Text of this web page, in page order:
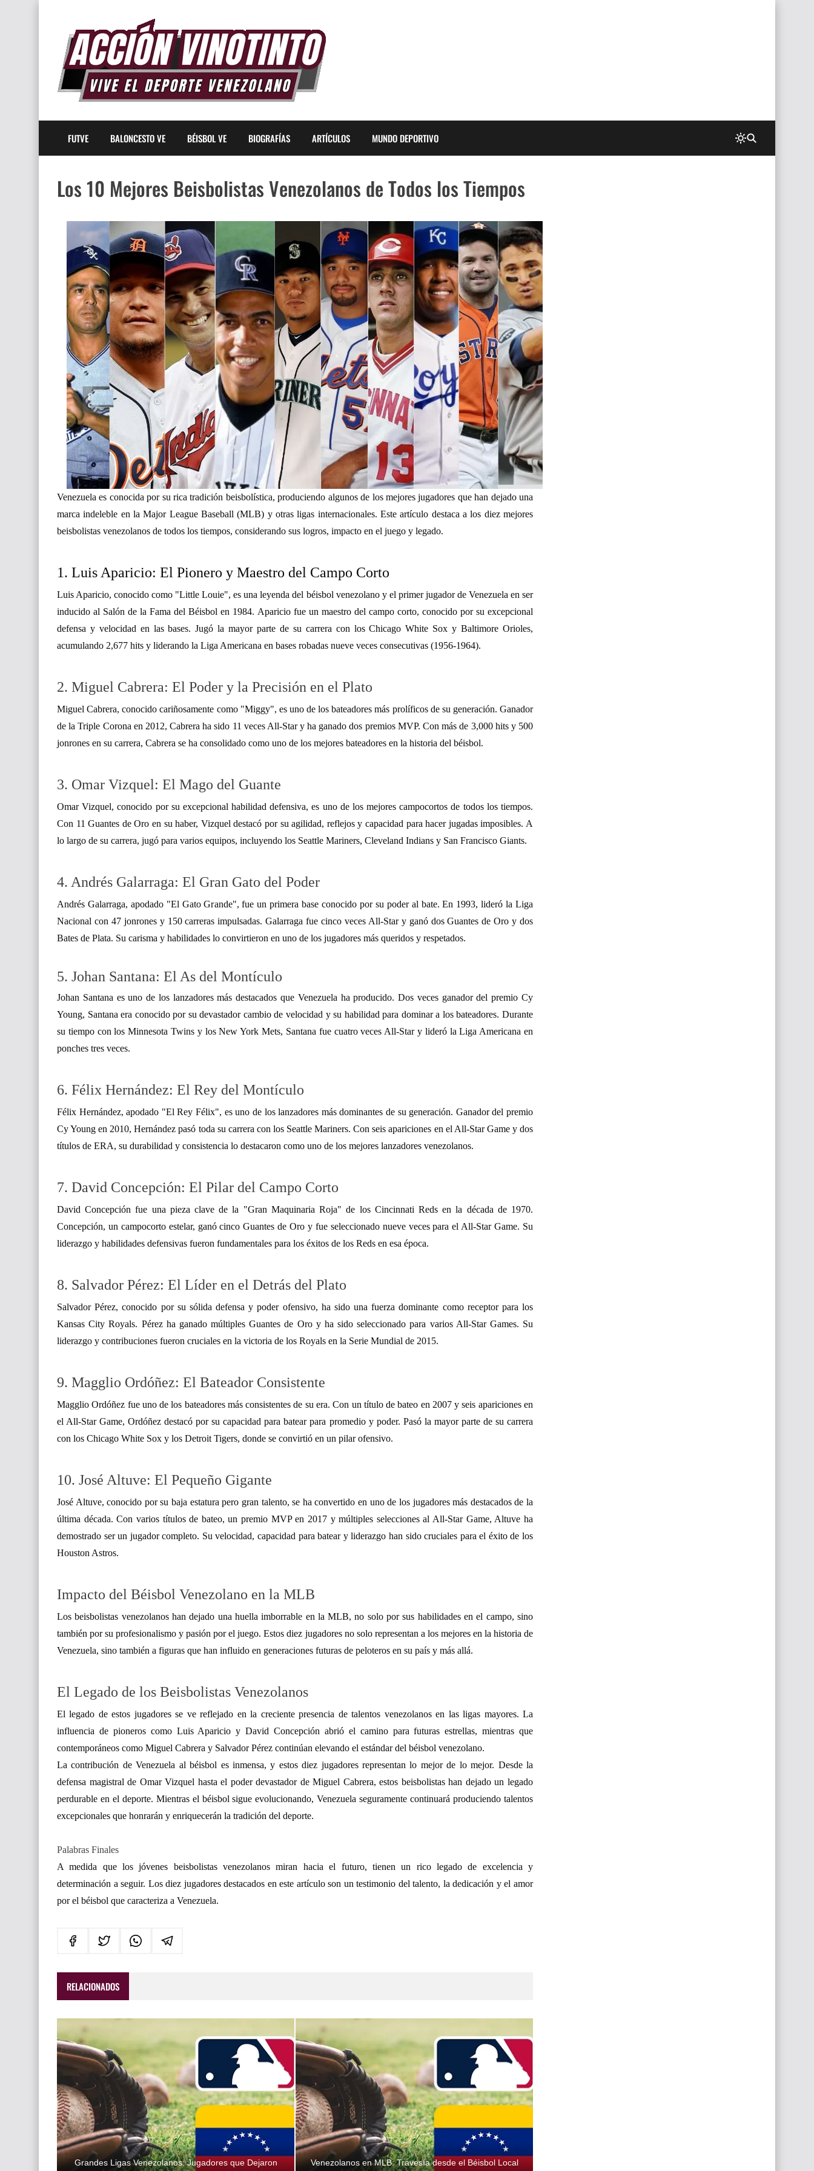
FUTVE BALONCESTO VE BÉISBOL VE BIOGRAFÍAS ARTÍCULOS MUNDO DEPORTIVO
Los 10 Mejores Beisbolistas Venezolanos de Todos los Tiempos
Venezuela es conocida por su rica tradición beisbolística, produciendo algunos de los mejores jugadores que han dejado una
marca indeleble en la Major League Baseball (MLB) y otras ligas internacionales. Este artículo destaca a los diez mejores
beisbolistas venezolanos de todos los tiempos, considerando sus logros, impacto en el juego y legado.
1. Luis Aparicio: El Pionero y Maestro del Campo Corto
Luis Aparicio, conocido como "Little Louie", es una leyenda del béisbol venezolano y el primer jugador de Venezuela en ser
inducido al Salón de la Fama del Béisbol en 1984. Aparicio fue un maestro del campo corto, conocido por su excepcional
defensa y velocidad en las bases. Jugó la mayor parte de su carrera con los Chicago White Sox y Baltimore Orioles,
acumulando 2,677 hits y liderando la Liga Americana en bases robadas nueve veces consecutivas (1956-1964).
2. Miguel Cabrera: El Poder y la Precisión en el Plato
Miguel Cabrera, conocido cariñosamente como "Miggy", es uno de los bateadores más prolíficos de su generación. Ganador
de la Triple Corona en 2012, Cabrera ha sido 11 veces All-Star y ha ganado dos premios MVP. Con más de 3,000 hits y 500
jonrones en su carrera, Cabrera se ha consolidado como uno de los mejores bateadores en la historia del béisbol.
3. Omar Vizquel: El Mago del Guante
Omar Vizquel, conocido por su excepcional habilidad defensiva, es uno de los mejores campocortos de todos los tiempos.
Con 11 Guantes de Oro en su haber, Vizquel destacó por su agilidad, reflejos y capacidad para hacer jugadas imposibles. A
lo largo de su carrera, jugó para varios equipos, incluyendo los Seattle Mariners, Cleveland Indians y San Francisco Giants.
4. Andrés Galarraga: El Gran Gato del Poder
Andrés Galarraga, apodado "El Gato Grande", fue un primera base conocido por su poder al bate. En 1993, lideró la Liga
Nacional con 47 jonrones y 150 carreras impulsadas. Galarraga fue cinco veces All-Star y ganó dos Guantes de Oro y dos
Bates de Plata. Su carisma y habilidades lo convirtieron en uno de los jugadores más queridos y respetados.
5. Johan Santana: El As del Montículo
Johan Santana es uno de los lanzadores más destacados que Venezuela ha producido. Dos veces ganador del premio Cy
Young, Santana era conocido por su devastador cambio de velocidad y su habilidad para dominar a los bateadores. Durante
su tiempo con los Minnesota Twins y los New York Mets, Santana fue cuatro veces All-Star y lideró la Liga Americana en
ponches tres veces.
6. Félix Hernández: El Rey del Montículo
Félix Hernández, apodado "El Rey Félix", es uno de los lanzadores más dominantes de su generación. Ganador del premio
Cy Young en 2010, Hernández pasó toda su carrera con los Seattle Mariners. Con seis apariciones en el All-Star Game y dos
títulos de ERA, su durabilidad y consistencia lo destacaron como uno de los mejores lanzadores venezolanos.
7. David Concepción: El Pilar del Campo Corto
David Concepción fue una pieza clave de la "Gran Maquinaria Roja" de los Cincinnati Reds en la década de 1970.
Concepción, un campocorto estelar, ganó cinco Guantes de Oro y fue seleccionado nueve veces para el All-Star Game. Su
liderazgo y habilidades defensivas fueron fundamentales para los éxitos de los Reds en esa época.
8. Salvador Pérez: El Líder en el Detrás del Plato
Salvador Pérez, conocido por su sólida defensa y poder ofensivo, ha sido una fuerza dominante como receptor para los
Kansas City Royals. Pérez ha ganado múltiples Guantes de Oro y ha sido seleccionado para varios All-Star Games. Su
liderazgo y contribuciones fueron cruciales en la victoria de los Royals en la Serie Mundial de 2015.
9. Magglio Ordóñez: El Bateador Consistente
Magglio Ordóñez fue uno de los bateadores más consistentes de su era. Con un título de bateo en 2007 y seis apariciones en
el All-Star Game, Ordóñez destacó por su capacidad para batear para promedio y poder. Pasó la mayor parte de su carrera
con los Chicago White Sox y los Detroit Tigers, donde se convirtió en un pilar ofensivo.
10. José Altuve: El Pequeño Gigante
José Altuve, conocido por su baja estatura pero gran talento, se ha convertido en uno de los jugadores más destacados de la
última década. Con varios títulos de bateo, un premio MVP en 2017 y múltiples selecciones al All-Star Game, Altuve ha
demostrado ser un jugador completo. Su velocidad, capacidad para batear y liderazgo han sido cruciales para el éxito de los
Houston Astros.
Impacto del Béisbol Venezolano en la MLB
Los beisbolistas venezolanos han dejado una huella imborrable en la MLB, no solo por sus habilidades en el campo, sino
también por su profesionalismo y pasión por el juego. Estos diez jugadores no solo representan a los mejores en la historia de
Venezuela, sino también a figuras que han influido en generaciones futuras de peloteros en su país y más allá.
El Legado de los Beisbolistas Venezolanos
El legado de estos jugadores se ve reflejado en la creciente presencia de talentos venezolanos en las ligas mayores. La
influencia de pioneros como Luis Aparicio y David Concepción abrió el camino para futuras estrellas, mientras que
contemporáneos como Miguel Cabrera y Salvador Pérez continúan elevando el estándar del béisbol venezolano.
La contribución de Venezuela al béisbol es inmensa, y estos diez jugadores representan lo mejor de lo mejor. Desde la
defensa magistral de Omar Vizquel hasta el poder devastador de Miguel Cabrera, estos beisbolistas han dejado un legado
perdurable en el deporte. Mientras el béisbol sigue evolucionando, Venezuela seguramente continuará produciendo talentos
excepcionales que honrarán y enriquecerán la tradición del deporte.
Palabras Finales
A medida que los jóvenes beisbolistas venezolanos miran hacia el futuro, tienen un rico legado de excelencia y
determinación a seguir. Los diez jugadores destacados en este artículo son un testimonio del talento, la dedicación y el amor
por el béisbol que caracteriza a Venezuela.
RELACIONADOS
Grandes Ligas Venezolanos: Jugadores que Dejaron
Venezolanos en MLB: Travesía desde el Béisbol Local